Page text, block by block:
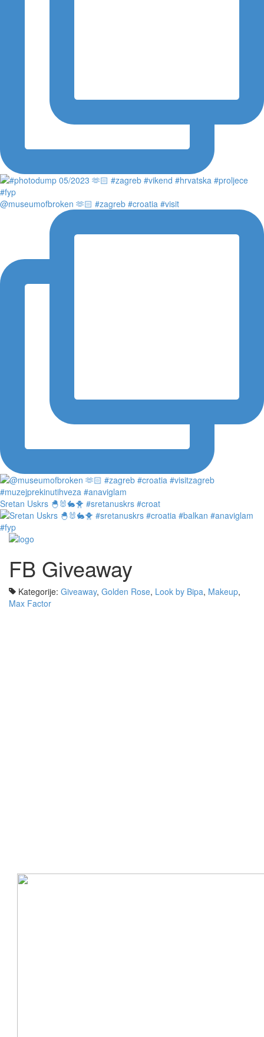
@museumofbroken 🫶🏻 #zagreb #croatia #visit
Sretan Uskrs 🐣🐰🐇🐥 #sretanuskrs #croat
FB Giveaway
Kategorije: Giveaway, Golden Rose, Look by Bipa, Makeup,
Max Factor